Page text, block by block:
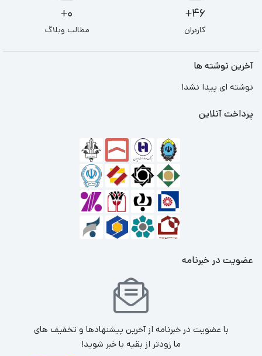
46+
کاربران
0+
مطالب وبلاگ
آخرین نوشته ها
نوشته ای پیدا نشد!
پرداخت آنلاین
عضویت در خبرنامه
با عضویت در خبرنامه از آخرین پیشنهادها و تخفیف های
ما زودتر از بقیه با خبر شوید!